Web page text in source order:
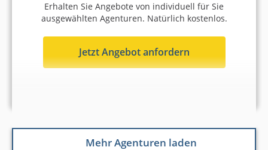
Erhalten Sie Angebote von individuell für Sie
ausgewählten Agenturen. Natürlich kostenlos.
Jetzt Angebot anfordern
Mehr Agenturen laden